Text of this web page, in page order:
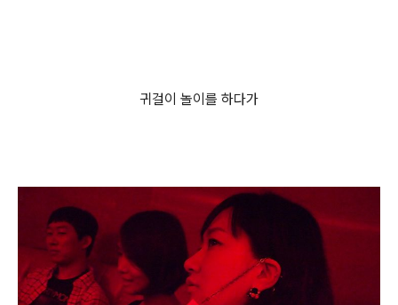
귀걸이 놀이를 하다가